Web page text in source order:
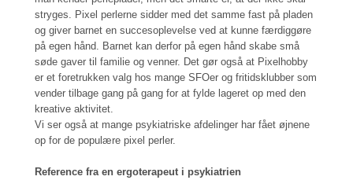
stryges. Pixel perlerne sidder med det samme fast på pladen
og giver barnet en succesoplevelse ved at kunne færdiggøre
på egen hånd. Barnet kan derfor på egen hånd skabe små
søde gaver til familie og venner. Det gør også at Pixelhobby
er et foretrukken valg hos mange SFOer og fritidsklubber som
vender tilbage gang på gang for at fylde lageret op med den
kreative aktivitet.
Vi ser også at mange psykiatriske afdelinger har fået øjnene
op for de populære pixel perler.
Reference fra en ergoterapeut i psykiatrien